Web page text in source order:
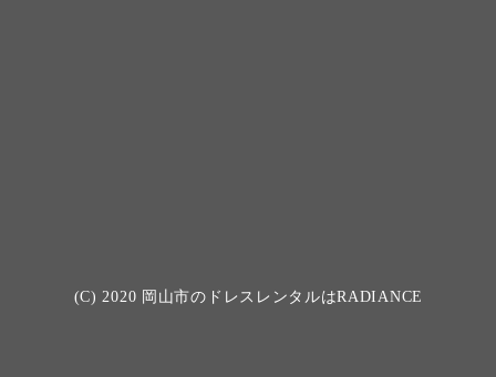
(C) 2020 岡山市のドレスレンタルはRADIANCE